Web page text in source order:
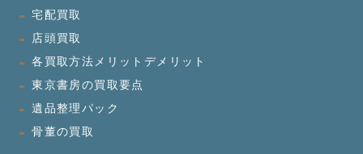
宅配買取
店頭買取
各買取方法メリットデメリット
東京書房の買取要点
遺品整理パック
骨董の買取